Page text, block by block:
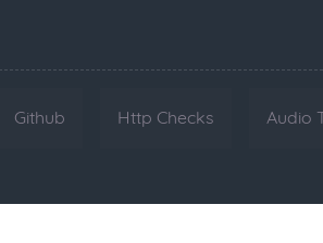
Github Http Checks Audio